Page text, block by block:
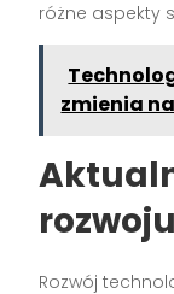
różne aspekty
zmienia
Rozwój